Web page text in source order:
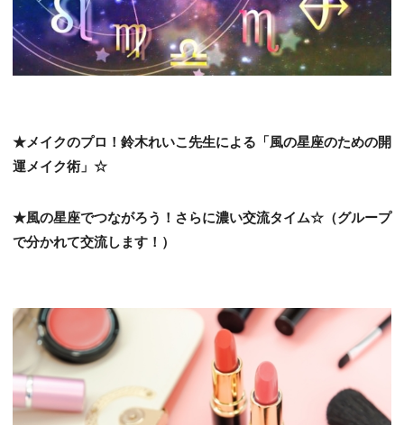
★メイクのプロ！鈴木れいこ先生による「風の星座のための開
運メイク術」☆
★風の星座でつながろう！さらに濃い交流タイム☆（グループ
で分かれて交流します！）